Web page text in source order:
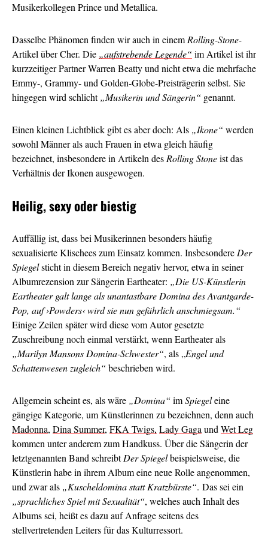
Musikerkollegen Prince und Metallica.
Dasselbe Phänomen finden wir auch in einem Rolling-Stone-
Artikel über Cher. Die „aufstrebende Legende“ im Artikel ist ihr
kurzzeitiger Partner Warren Beatty und nicht etwa die mehrfache
Emmy-, Grammy- und Golden-Globe-Preisträgerin selbst. Sie
hingegen wird schlicht„Musikerin und Sängerin“ genannt.
Einen kleinen Lichtblick gibt es aber doch: Als „Ikone“ werden
sowohl Männer als auch Frauen in etwa gleich häufig
bezeichnet, insbesondere in Artikeln des Rolling Stoneist das
Verhältnis der Ikonen ausgewogen.
Heilig, sexy oder biestig
Auffällig ist, dass bei Musikerinnen besonders häufig
sexualisierte Klischees zum Einsatz kommen. Insbesondere Der
Spiegelsticht in diesem Bereich negativ hervor, etwa in seiner
Albumrezension zur Sängerin Eartheater: „Die US-Künstlerin
Eartheater galt lange als unantastbare Domina des Avantgarde-
Pop, auf ›Powders‹ wird sie nun gefährlich anschmiegsam.“
Einige Zeilen später wird diese vom Autor gesetzte
Zuschreibung noch einmal verstärkt, wenn Eartheater als
„Marilyn Mansons Domina-Schwester“, als „Engel und
Schattenwesen zugleich“ beschrieben wird.
Allgemein scheint es, als wäre „Domina“ imSpiegeleine
gängige Kategorie, um Künstlerinnen zu bezeichnen, denn auch
Madonna, Dina Summer, FKA Twigs, Lady Gaga und Wet Leg
kommen unter anderem zum Handkuss. Über die Sängerin der
letztgenannten Band schreibtDer Spiegelbeispielsweise, die
Künstlerin habe in ihrem Album eine neue Rolle angenommen,
und zwar als „Kuscheldomina statt Kratzbürste“. Das sei ein
„sprachliches Spiel mit Sexualität“, welches auch Inhalt des
Albums sei, heißt es dazu auf Anfrage seitens des
stellvertretenden Leiters für das Kulturressort.